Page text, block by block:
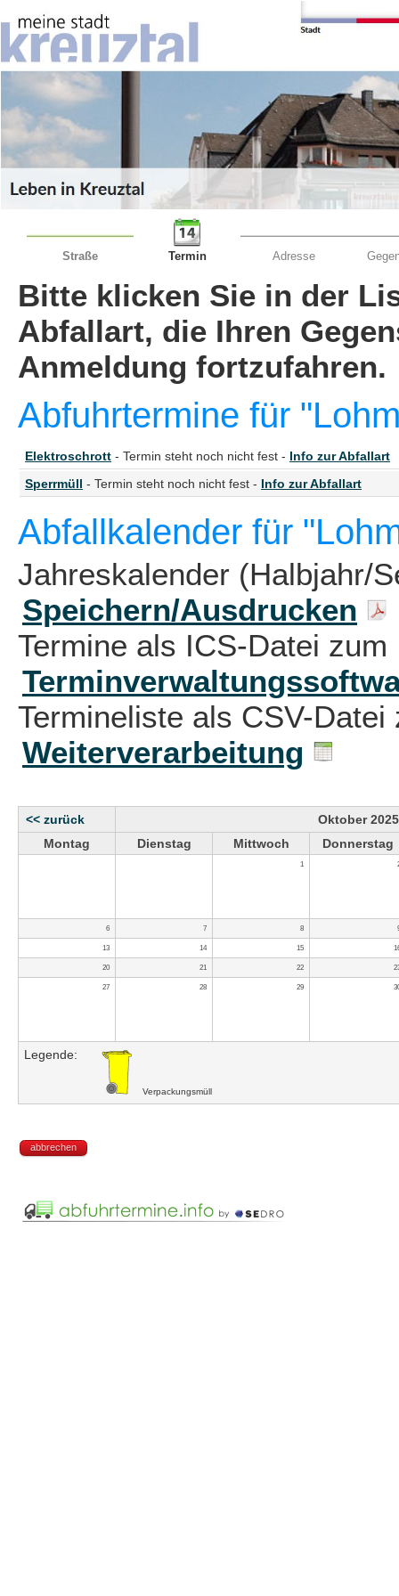
Straße Termin Adresse
Bitte klicken Sie in der
Abfallart, die Ihren
Anmeldung fortzufahren.
Abfuhrtermine für
Elektroschrott - Termin steht noch nicht fest - Info zur Abfallart
Sperrmüll - Termin steht noch nicht fest - Info zur Abfallart
Abfallkalender für
Jahreskalender (Halbjahr/
Speichern/Ausdrucken
Termine als ICS-Datei zum
Termineliste als CSV-
Weiterverarbeitung
<< zurück
Oktober 2025
Montag
Dienstag Mittwoch Donnerstag
1
6 7 8
13 14 15
20 21 22
27 28 29
Legende:
Verpackungsmüll
abbrechen